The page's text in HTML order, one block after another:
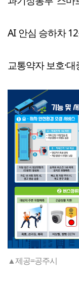
AI 안심 승하차
교통약자 보호·
▲제공=공주시